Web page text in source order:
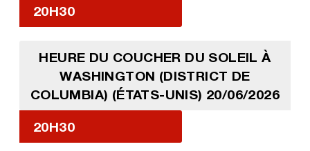
20H30
HEURE DU COUCHER DU SOLEIL À
WASHINGTON (DISTRICT DE
COLUMBIA) (ÉTATS-UNIS) 20/06/2026
20H30